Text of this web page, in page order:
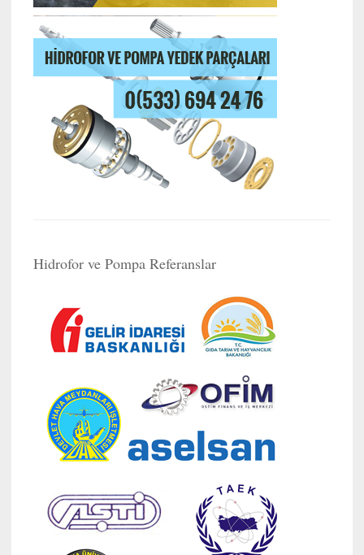
Hidrofor ve Pompa Referanslar